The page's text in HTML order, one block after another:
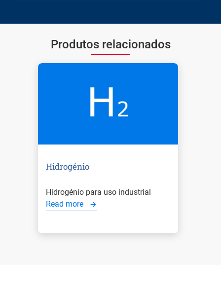
Produtos relacionados
Hidrogénio
Hidrogénio para uso industrial
Read more